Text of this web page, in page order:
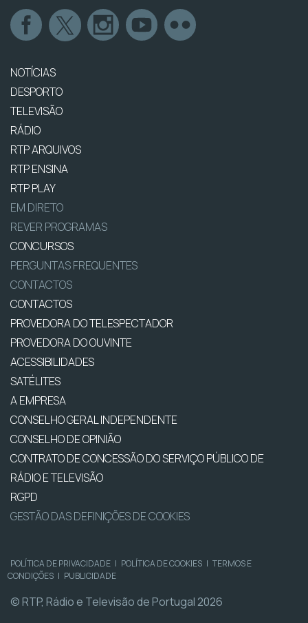
NOTÍCIAS
DESPORTO
TELEVISÃO
RÁDIO
RTP ARQUIVOS
RTP ENSINA
RTP PLAY
EM DIRETO
REVER PROGRAMAS
CONCURSOS
PERGUNTAS FREQUENTES
CONTACTOS
CONTACTOS
PROVEDORA DO TELESPECTADOR
PROVEDORA DO OUVINTE
ACESSIBILIDADES
SATÉLITES
A EMPRESA
CONSELHO GERAL INDEPENDENTE
CONSELHO DE OPINIÃO
CONTRATO DE CONCESSÃO DO SERVIÇO PÚBLICO DE
RÁDIO E TELEVISÃO
RGPD
GESTÃO DAS DEFINIÇÕES DE COOKIES
POLÍTICA DE PRIVACIDADE | POLÍTICA DE COOKIES | TERMOS E
CONDIÇÕES | PUBLICIDADE
© RTP, Rádio e Televisão de Portugal 2026